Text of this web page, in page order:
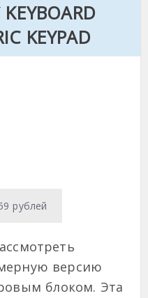
KEYPAD
рублей
версию
блоком. Эта